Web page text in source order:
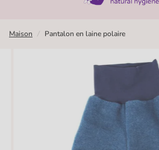
Maison / Pantalon en laine polaire